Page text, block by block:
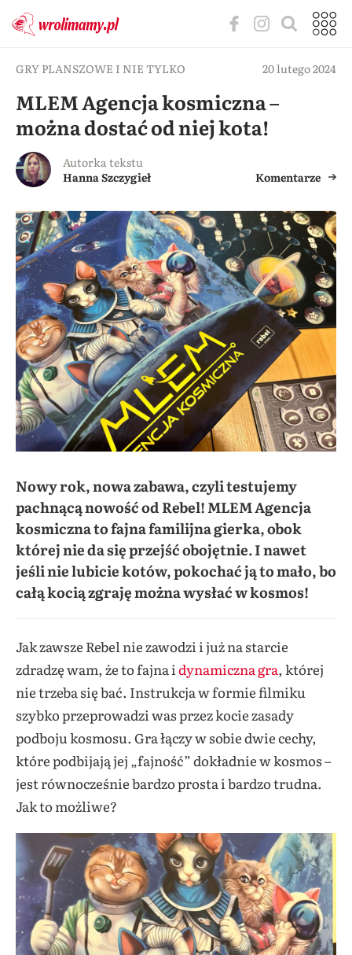
GRY PLANSZOWE I NIE TYLKO 20 lutego 2024
MLEM Agencja kosmiczna –
można dostać od niej kota!
Autorka tekstu
Hanna Szczygieł
Komentarze
Nowy rok, nowa zabawa, czyli testujemy
pachnącą nowość od Rebel! MLEM Agencja
kosmiczna to fajna familijna gierka, obok
której nie da się przejść obojętnie. I nawet
jeśli nie lubicie kotów, pokochać ją to mało, bo
całą kocią zgraję można wysłać w kosmos!
Jak zawsze Rebel nie zawodzi i już na starcie
zdradzę wam, że to fajna idynamiczna gra, której
nie trzeba się bać. Instrukcja w formie filmiku
szybko przeprowadzi was przez kocie zasady
podboju kosmosu. Gra łączy w sobie dwie cechy,
które podbijają jej „fajność” dokładnie w kosmos –
jest równocześnie bardzo prosta i bardzo trudna.
Jak to możliwe?